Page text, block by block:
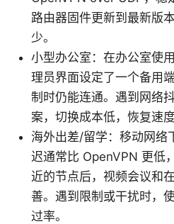
路由器固件更新到最新版
少。
小型办公室：在办公室使
理员界面设定了一个备用
制时仍能连通。遇到网络
案，切换成本低，恢复速度
海外出差/留学：移动网
迟通常比 OpenVPN 更低
近的节点后，视频会议和
善。遇到限制或干扰时，
过率。